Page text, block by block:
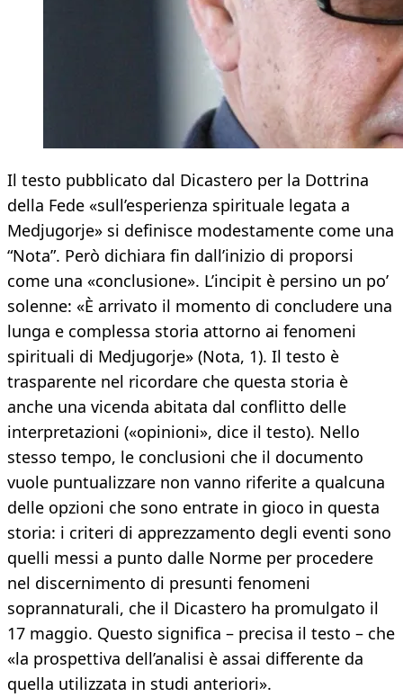
Il testo pubblicato dal Dicastero per la Dottrina
della Fede «sull’esperienza spirituale legata a
Medjugorje» si definisce modestamente come una
“Nota”. Però dichiara fin dall’inizio di proporsi
come una «conclusione». L’incipit è persino un po’
solenne: «È arrivato il momento di concludere una
lunga e complessa storia attorno ai fenomeni
spirituali di Medjugorje» (Nota, 1). Il testo è
trasparente nel ricordare che questa storia è
anche una vicenda abitata dal conflitto delle
interpretazioni («opinioni», dice il testo). Nello
stesso tempo, le conclusioni che il documento
vuole puntualizzare non vanno riferite a qualcuna
delle opzioni che sono entrate in gioco in questa
storia: i criteri di apprezzamento degli eventi sono
quelli messi a punto dalle Norme per procedere
nel discernimento di presunti fenomeni
soprannaturali, che il Dicastero ha promulgato il
17 maggio. Questo significa – precisa il testo – che
«la prospettiva dell’analisi è assai differente da
quella utilizzata in studi anteriori».